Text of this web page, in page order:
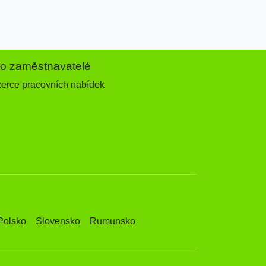
zaměstnavatelé
pracovních nabídek
Slovensko Rumunsko